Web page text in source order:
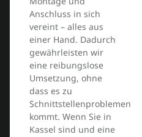
Anschluss in sich
vereint – alles aus
einer Hand. Dadurch
gewährleisten wir
eine reibungslose
Umsetzung, ohne
dass es zu
Schnittstellenproblemen
kommt. Wenn Sie in
Kassel sind und eine